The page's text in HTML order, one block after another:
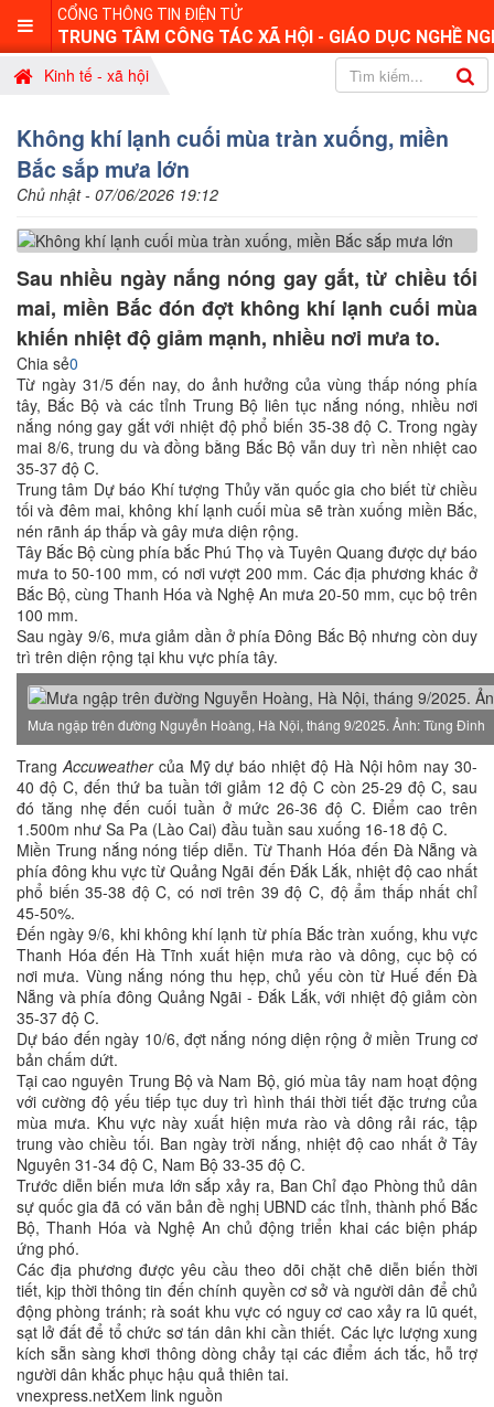
CỔNG THÔNG TIN ĐIỆN TỬ
TRUNG TÂM CÔNG TÁC XÃ HỘI - GIÁO DỤC NGHỀ
Kinh tế - xã hội
Không khí lạnh cuối mùa tràn xuống, miền
Bắc sắp mưa lớn
Chủ nhật - 07/06/2026 19:12
Sau nhiều ngày nắng nóng gay gắt, từ chiều tối
mai, miền Bắc đón đợt không khí lạnh cuối mùa
khiến nhiệt độ giảm mạnh, nhiều nơi mưa to.
Chia sẻ0
Từ ngày 31/5 đến nay, do ảnh hưởng của vùng thấp nóng phía
tây, Bắc Bộ và các tỉnh Trung Bộ liên tục nắng nóng, nhiều nơi
nắng nóng gay gắt với nhiệt độ phổ biến 35-38 độ C. Trong ngày
mai 8/6, trung du và đồng bằng Bắc Bộ vẫn duy trì nền nhiệt cao
35-37 độ C.
Trung tâm Dự báo Khí tượng Thủy văn quốc gia cho biết từ chiều
tối và đêm mai, không khí lạnh cuối mùa sẽ tràn xuống miền Bắc,
nén rãnh áp thấp và gây mưa diện rộng.
Tây Bắc Bộ cùng phía bắc Phú Thọ và Tuyên Quang được dự báo
mưa to 50-100 mm, có nơi vượt 200 mm. Các địa phương khác ở
Bắc Bộ, cùng Thanh Hóa và Nghệ An mưa 20-50 mm, cục bộ trên
100 mm.
Sau ngày 9/6, mưa giảm dần ở phía Đông Bắc Bộ nhưng còn duy
trì trên diện rộng tại khu vực phía tây.
Mưa ngập trên đường Nguyễn Hoàng, Hà Nội, tháng 9/2025. Ảnh: Tùng Đinh
Trang Accuweathercủa Mỹ dự báo nhiệt độ Hà Nội hôm nay 30-
40 độ C, đến thứ ba tuần tới giảm 12 độ C còn 25-29 độ C, sau
đó tăng nhẹ đến cuối tuần ở mức 26-36 độ C. Điểm cao trên
1.500m như Sa Pa (Lào Cai) đầu tuần sau xuống 16-18 độ C.
Miền Trung nắng nóng tiếp diễn. Từ Thanh Hóa đến Đà Nẵng và
phía đông khu vực từ Quảng Ngãi đến Đắk Lắk, nhiệt độ cao nhất
phổ biến 35-38 độ C, có nơi trên 39 độ C, độ ẩm thấp nhất chỉ
45-50%.
Đến ngày 9/6, khi không khí lạnh từ phía Bắc tràn xuống, khu vực
Thanh Hóa đến Hà Tĩnh xuất hiện mưa rào và dông, cục bộ có
nơi mưa. Vùng nắng nóng thu hẹp, chủ yếu còn từ Huế đến Đà
Nẵng và phía đông Quảng Ngãi - Đắk Lắk, với nhiệt độ giảm còn
35-37 độ C.
Dự báo đến ngày 10/6, đợt nắng nóng diện rộng ở miền Trung cơ
bản chấm dứt.
Tại cao nguyên Trung Bộ và Nam Bộ, gió mùa tây nam hoạt động
với cường độ yếu tiếp tục duy trì hình thái thời tiết đặc trưng của
mùa mưa. Khu vực này xuất hiện mưa rào và dông rải rác, tập
trung vào chiều tối. Ban ngày trời nắng, nhiệt độ cao nhất ở Tây
Nguyên 31-34 độ C, Nam Bộ 33-35 độ C.
Trước diễn biến mưa lớn sắp xảy ra, Ban Chỉ đạo Phòng thủ dân
sự quốc gia đã có văn bản đề nghị UBND các tỉnh, thành phố Bắc
Bộ, Thanh Hóa và Nghệ An chủ động triển khai các biện pháp
ứng phó.
Các địa phương được yêu cầu theo dõi chặt chẽ diễn biến thời
tiết, kịp thời thông tin đến chính quyền cơ sở và người dân để chủ
động phòng tránh; rà soát khu vực có nguy cơ cao xảy ra lũ quét,
sạt lở đất để tổ chức sơ tán dân khi cần thiết. Các lực lượng xung
kích sẵn sàng khơi thông dòng chảy tại các điểm ách tắc, hỗ trợ
người dân khắc phục hậu quả thiên tai.
vnexpress.netXem link nguồn